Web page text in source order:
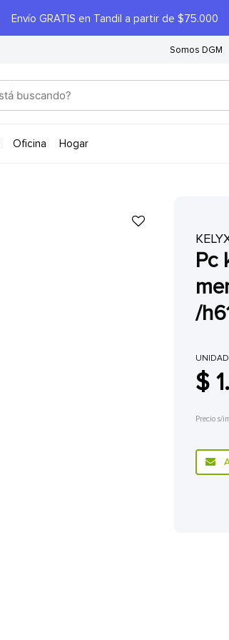
Envío GRATIS en Tandil a partir de $75.000
Somos DGM
oficina hogar
pc kelyx intel core i7-12700 /
/
UNIDAD
$
Precio s/